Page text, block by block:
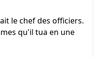
le chef des officiers.
qu'il tua en une